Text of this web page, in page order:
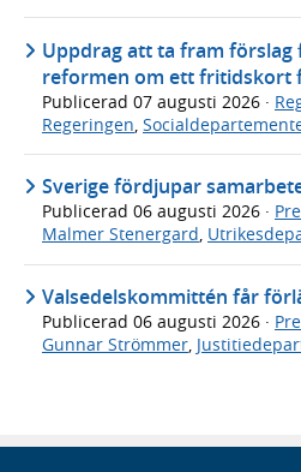
Uppdrag att ta fram förslag
reformen om ett fritidskort
Publicerad 07 augusti 2026 ·
Regeringen
Sverige fördjupar
Publicerad 06 augusti 2026 ·
Malmer Stenergard,
Valsedelskommittén får
Publicerad 06 augusti 2026 ·
Gunnar Strömmer,